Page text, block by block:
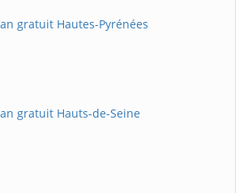
gratuit Hautes-Pyrénées
gratuit Hauts-de-Seine